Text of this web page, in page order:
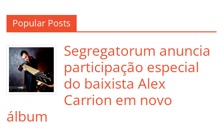
Popular Posts
Segregatorum anuncia
participação especial
do baixista Alex
Carrion em novo
álbum